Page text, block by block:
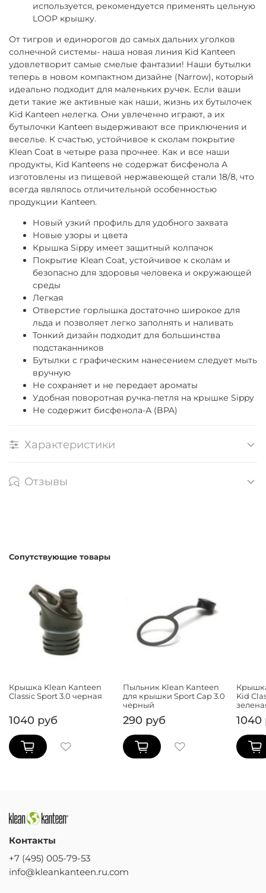
используется, рекомендуется применять цельную
LOOP крышку.
От тигров и единорогов до самых дальних уголков
солнечной системы- наша новая линия Kid Kanteen
удовлетворит самые смелые фантазии! Наши бутылки
теперь в новом компактном дизайне (Narrow), который
идеально подходит для маленьких ручек. Если ваши
дети такие же активные как наши, жизнь их бутылочек
Kid Kanteen нелегка. Они увлеченно играют, а их
бутылочки Kanteen выдерживают все приключения и
веселье. К счастью, устойчивое к сколам покрытие
Klean Coat в четыре раза прочнее. Как и все наши
продукты, Kid Kanteens не содержат бисфенола А
изготовлены из пищевой нержавеющей стали 18/8, что
всегда являлось отличительной особенностью
продукции Kanteen.
Новый узкий профиль для удобного захвата
Новые узоры и цвета
Крышка Sippy имеет защитный колпачок
Покрытие Klean Coat, устойчивое к сколам и
безопасно для здоровья человека и окружающей
среды
Легкая
Отверстие горлышка достаточно широкое для
льда и позволяет легко заполнять и наливать
Тонкий дизайн подходит для большинства
подстаканников
Бутылки с графическим нанесением следует мыть
вручную
Не сохраняет и не передает ароматы
Удобная поворотная ручка-петля на крышке Sippy
Не содержит бисфенола-А (BPA)
Характеристики
Отзывы
Сопутствующие товары
Крышка Klean Kanteen
Classic Sport 3.0 черная
1040 руб
Пыльник Klean Kanteen
для крышки Sport Cap 3.0
черный
290 руб
Kid
1040
Контакты
+7 (495) 005-79-53
info@kleankanteen.ru.com